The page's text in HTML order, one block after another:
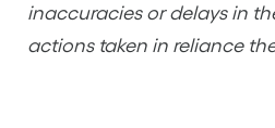
inaccuracies or delays in
actions taken in reliance